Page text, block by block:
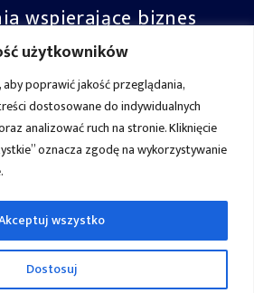
użytkowników
poprawić jakość przeglądania,
dostosowane do indywidualnych
analizować ruch na stronie. Kliknięcie
oznacza zgodę na wykorzystywanie
Dostosuj
wszystko
wspierające biznes
nas:
Oprogramowanie
biznesu
Szkolenia
O nas
Program poleceń
Kariera
25 maja 2018 roku
i Rady (UE) 2016/679 z dnia 27
r. w skrócie RODO. Dlatego
Państwa zgody na przetwarzanie
przechowywanych w plikach
zgodę na przechowywanie tzw.
(„ciasteczek”) na urządzeniu, z